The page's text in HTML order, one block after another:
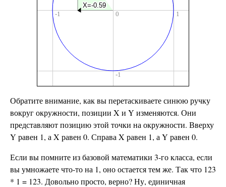
Обратите внимание, как вы перетаскиваете синюю ручку
вокруг окружности, позиции X и Y изменяются. Они
представляют позицию этой точки на окружности. Вверху
Y равен 1, а X равен 0. Справа X равен 1, а Y равен 0.
Если вы помните из базовой математики 3-го класса, если
вы умножаете что-то на 1, оно остается тем же. Так что 123
* 1 = 123. Довольно просто, верно? Ну, единичная